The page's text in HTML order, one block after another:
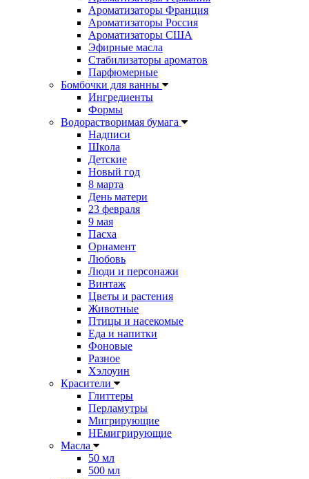
Ароматизаторы Франция
Ароматизаторы Россия
Ароматизаторы США
Эфирные масла
Стабилизаторы ароматов
Парфюмерные
Бомбочки для ванны
Ингредиенты
Формы
Водорастворимая бумага
Надписи
Школа
Детские
Новый год
8 марта
День матери
23 февраля
9 мая
Пасха
Орнамент
Любовь
Люди и персонажи
Винтаж
Цветы и растения
Животные
Птицы и насекомые
Еда и напитки
Фоновые
Разное
Хэлоуин
Красители
Глиттеры
Перламутры
Мигрирующие
НЕмигрирующие
Масла
50 мл
500 мл